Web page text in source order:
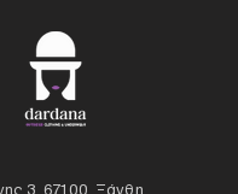
3, 67100, Ξάνθη